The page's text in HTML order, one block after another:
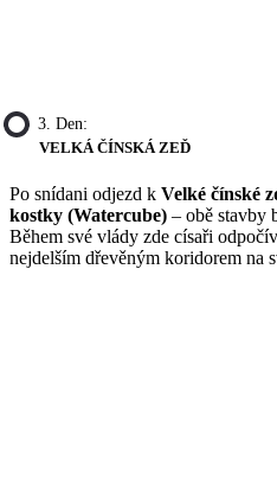
3. Den:
VELKÁ ČÍNSKÁ ZEĎ
Po snídani odjezd k Velké čínské
kostky (Watercube) – obě stavby
Během své vlády zde císaři
nejdelším dřevěným koridorem na